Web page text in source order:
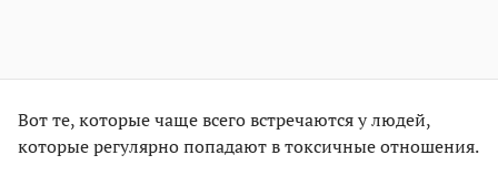
Вот те, которые чаще всего встречаются у людей,
которые регулярно попадают в токсичные отношения.